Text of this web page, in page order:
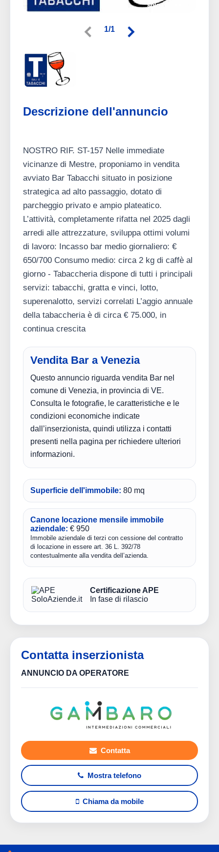
1/1
Descrizione dell'annuncio
NOSTRO RIF. ST-157 Nelle immediate
vicinanze di Mestre, proponiamo in vendita
avviato Bar Tabacchi situato in posizione
strategica ad alto passaggio, dotato di
parcheggio privato e ampio plateatico.
L’attività, completamente rifatta nel 2025 dagli
arredi alle attrezzature, sviluppa ottimi volumi
di lavoro: Incasso bar medio giornaliero: €
650/700 Consumo medio: circa 2 kg di caffè al
giorno - Tabaccheria dispone di tutti i principali
servizi: tabacchi, gratta e vinci, lotto,
superenalotto, servizi correlati L’aggio annuale
della tabaccheria è di circa € 75.000, in
continua crescita
Vendita Bar a Venezia
Questo annuncio riguarda vendita Bar nel
comune di Venezia, in provincia di VE.
Consulta le fotografie, le caratteristiche e le
condizioni economiche indicate
dall’inserzionista, quindi utilizza i contatti
presenti nella pagina per richiedere ulteriori
informazioni.
Superficie dell'immobile: 80 mq
Canone locazione mensile immobile
aziendale: € 950
Immobile aziendale di terzi con cessione del contratto
di locazione in essere art. 36 L. 392/78
contestualmente alla vendita dell’azienda.
Certificazione APE
In fase di rilascio
Contatta inserzionista
ANNUNCIO DA OPERATORE
Contatta
Mostra telefono
Chiama da mobile